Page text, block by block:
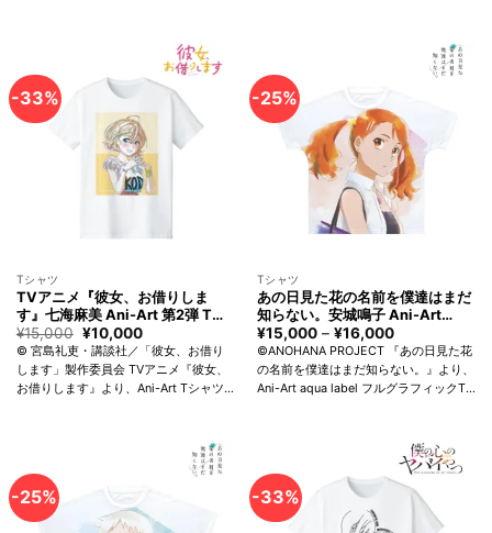
ドなスタイリングで、シーンを選...
ドなスタイリングで、シーンを選...
-33%
Tシャツ
TVアニメ『彼女、お借りしま
す』七海麻美 Ani-Art 第2弾 Tシ
ャツ メンズ アルマビアンカ
Rent-A-Girlfriend Mami
Nanami T-shirt Men arma
bianca
¥15,000 元
の
価
格
は
¥10,000現
在
の
価
格
© 宮島礼吏・講談社／「彼女、お借り
します」製作委員会 TVアニメ『彼女、
お借りします』より、Ani-Art Tシャツ
ドなスタイリングで、シーンを選...
-25%
Tシャツ
あの日見た花の名前を僕達はまだ
知らない。安城鳴子 Ani-Art
aqua label フルグラフィックTシ
ャツ ユニセックス アルマビアン
カ Anohana：The Flower We
Saw That Day Naruko Anjo T-
¥15,000 – ¥16,000価
格
帯:
¥15,000
–
©ANOHANA PROJECT 『あの日見た花
の名前を僕達はまだ知らない。』より、
Ani-Art aqua label フルグラフィックT
-25% -33%